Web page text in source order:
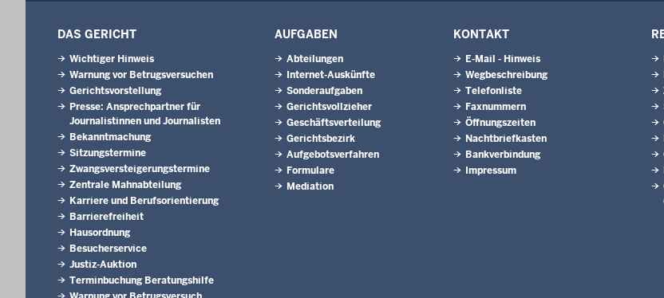
DAS GERICHT
Wichtiger Hinweis
Warnung vor Betrugsversuchen
Gerichtsvorstellung
Presse: Ansprechpartner für
Journalistinnen und Journalisten
Bekanntmachung
Sitzungstermine
Zwangsversteigerungs­termine
Zentrale Mahnabteilung
Karriere und Berufsorientierung
Barrierefreiheit
Hausordnung
Besucherservice
Justiz-Auktion
Terminbuchung Beratungshilfe
AUFGABEN
Abteilungen
Internet-Auskünfte
Sonderaufgaben
Gerichtsvollzieher
Geschäftsverteilung
Gerichtsbezirk
Aufgebotsverfahren
Formulare
Mediation
KONTAKT
E-Mail - Hinweis
Wegbeschreibung
Telefonliste
Faxnummern
Öffnungszeiten
Nachtbriefkasten
Bankverbindung
Impressum